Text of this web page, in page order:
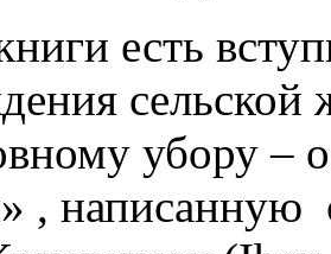
есть
убору –
, написанную